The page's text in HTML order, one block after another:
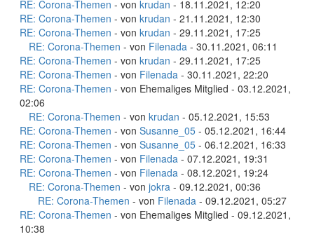
RE: Corona-Themen - von krudan - 18.11.2021, 12:20
RE: Corona-Themen - von krudan - 21.11.2021, 12:30
RE: Corona-Themen - von krudan - 29.11.2021, 17:25
RE: Corona-Themen - von Filenada - 30.11.2021, 06:11
RE: Corona-Themen - von krudan - 29.11.2021, 17:25
RE: Corona-Themen - von Filenada - 30.11.2021, 22:20
RE: Corona-Themen - von Ehemaliges Mitglied - 03.12.2021,
02:06
RE: Corona-Themen - von krudan - 05.12.2021, 15:53
RE: Corona-Themen - von Susanne_05 - 05.12.2021, 16:44
RE: Corona-Themen - von Susanne_05 - 06.12.2021, 16:33
RE: Corona-Themen - von Filenada - 07.12.2021, 19:31
RE: Corona-Themen - von Filenada - 08.12.2021, 19:24
RE: Corona-Themen - von jokra - 09.12.2021, 00:36
RE: Corona-Themen - von Filenada - 09.12.2021, 05:27
RE: Corona-Themen - von Ehemaliges Mitglied - 09.12.2021,
10:38